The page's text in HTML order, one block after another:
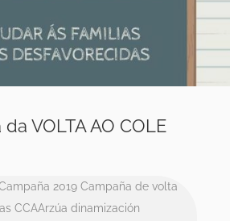
VOLTA AO COLE
2019 Campaña de volta
CCAArzúa dinamización